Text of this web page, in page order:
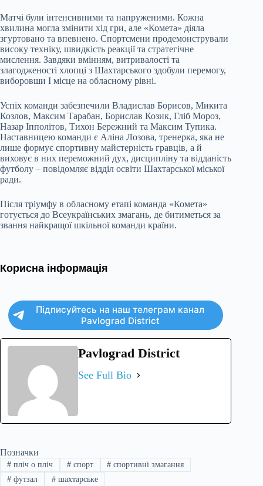
Матчі були інтенсивними та напруженими. Кожна
хвилина могла змінити хід гри, але «Комета» діяла
згуртовано та впевнено. Спортсмени продемонстрували
високу техніку, швидкість реакції та стратегічне
мислення. Завдяки вмінням, витривалості та
злагодженості хлопці з Шахтарського здобули перемогу,
виборовши І місце на обласному рівні.
Успіх команди забезпечили Владислав Борисов, Микита
Козлов, Максим Тарабан, Борислав Козик, Гліб Мороз,
Назар Іпполітов, Тихон Бережний та Максим Тупика.
Наставницею команди є Аліна Лозова, тренерка, яка не
лише формує спортивну майстерність гравців, а й
виховує в них переможний дух, дисципліну та відданість
футболу – повідомляє відділ освіти Шахтарської міської
ради.
Після тріумфу в обласному етапі команда «Комета»
готується до Всеукраїнських змагань, де битиметься за
звання найкращої шкільної команди країни.
Корисна інформація
Підписуйтесь на наш телеграм канал
Pavlograd District
Pavlograd District
See Full Bio
Позначки
#пліч о пліч #спорт # спортивні змагання
#футзал #шахтарське